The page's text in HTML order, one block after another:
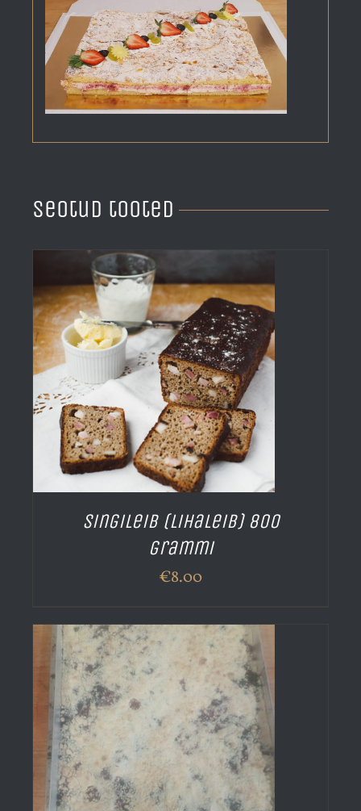
Seotud tooted
Singileib (lihaleib) 800
grammi
€8.00